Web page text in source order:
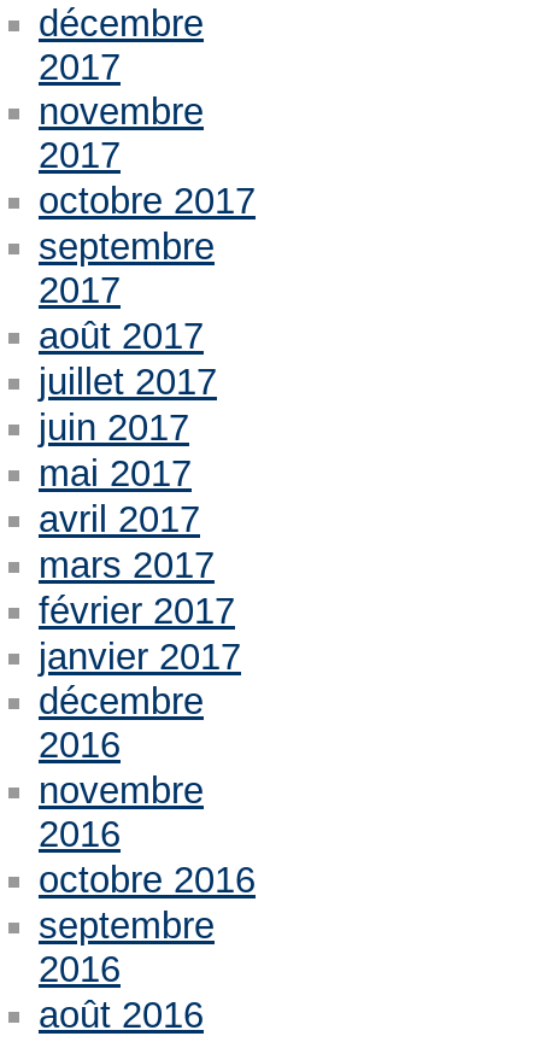
décembre
2017
novembre
2017
octobre 2017
septembre
2017
août 2017
juillet 2017
juin 2017
mai 2017
avril 2017
mars 2017
février 2017
janvier 2017
décembre
2016
novembre
2016
octobre 2016
septembre
2016
août 2016